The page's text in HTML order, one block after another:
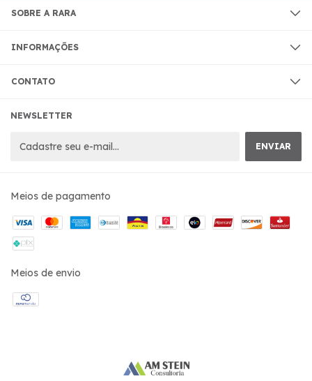
SOBRE A RARA
INFORMAÇÕES
CONTATO
NEWSLETTER
Meios de pagamento
Meios de envio